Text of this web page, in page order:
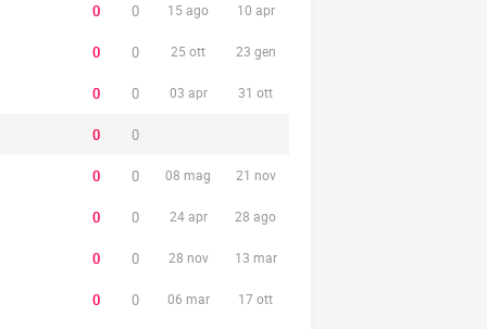
0 0 15 ago 10 apr
0 0 25 ott 23 gen
0 0 03 apr 31 ott
0 0
0 0 08 mag 21 nov
0 0 24 apr 28 ago
0 0 28 nov 13 mar
0 0 06 mar 17 ott